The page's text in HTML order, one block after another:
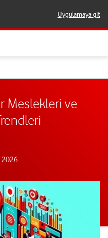
Uygulamaya git
Meslekleri ve
2026